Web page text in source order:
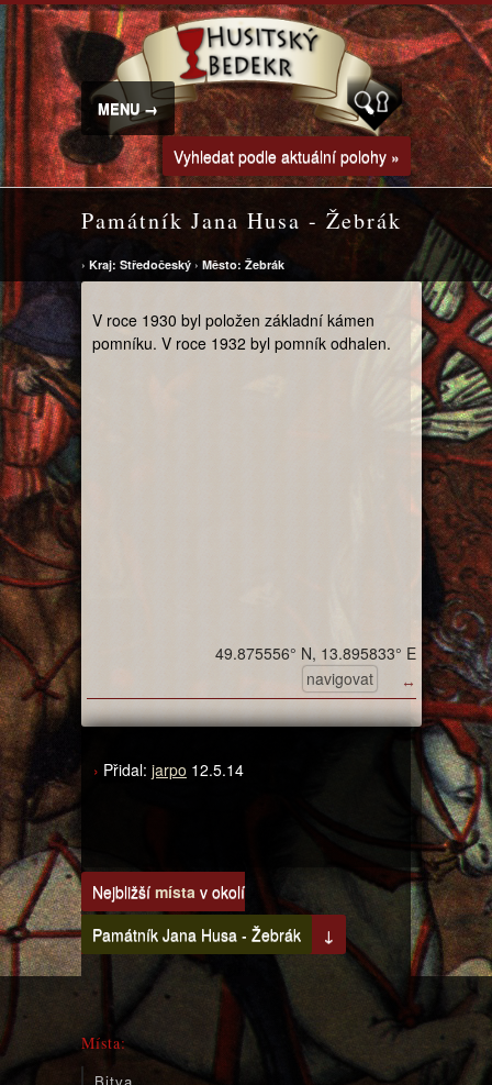
MENU →
Vyhledat podle aktuální polohy »
Památník Jana Husa - Žebrák
› Kraj: Středočeský › Město: Žebrák
V roce 1930 byl položen základní kámen
pomníku. V roce 1932 byl pomník odhalen.
↔
49.875556° N, 13.895833° E
navigovat
Přidal: jarpo 12.5.14
Nejbližší místa v okolí
Památník Jana Husa - Žebrák
↓
Místa: